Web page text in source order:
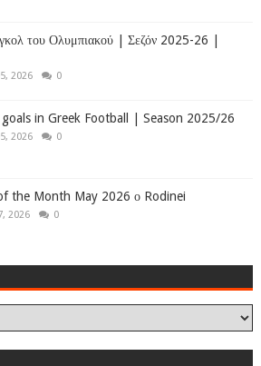
του Ολυμπιακού | Σεζόν 2025-26 |
2026 0
in Greek Football | Season 2025/26
2026 0
the Month May 2026 ο Rodinei
2026 0